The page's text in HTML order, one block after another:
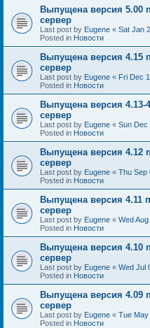
Выпущена версия 5.00
сервер
Last post by Eugene « Sat Jan
Posted in Новости
Выпущена версия 4.15
сервер
Last post by Eugene « Fri Dec
Posted in Новости
Выпущена версия
сервер
Last post by Eugene « Sun Dec
Posted in Новости
Выпущена версия 4.12
сервер
Last post by Eugene « Thu Sep
Posted in Новости
Выпущена версия 4.11
сервер
Last post by Eugene « Wed
Posted in Новости
Выпущена версия 4.10
сервер
Last post by Eugene « Wed Jul
Posted in Новости
Выпущена версия 4.09
сервер
Last post by Eugene « Tue May
Posted in Новости